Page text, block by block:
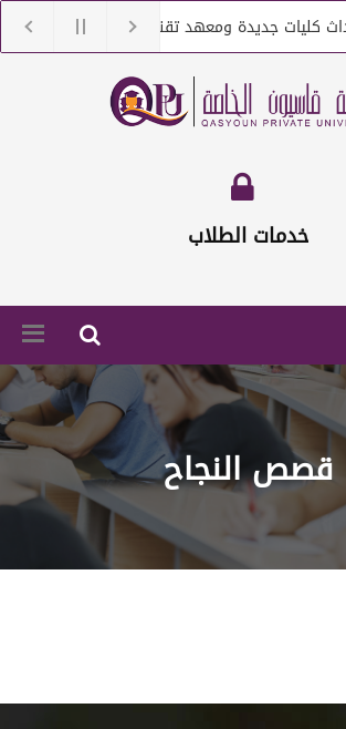
كليات جديدة ومعهد تقني
جامعة
أعضاء هيئة تعليمية من حملة الماجستير
خدمات الطلاب
قصص النجاح